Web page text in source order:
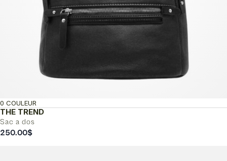
THE TREND
Sac a dos
0 COULEUR
250.00$